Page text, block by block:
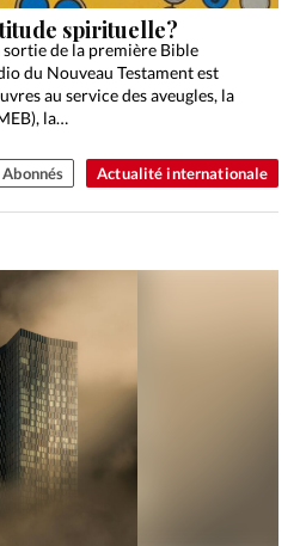
Actualité internationale
spirituelle?
sortie de la première Bible
du Nouveau Testament est
au service des aveugles, la
la…
Abonnés